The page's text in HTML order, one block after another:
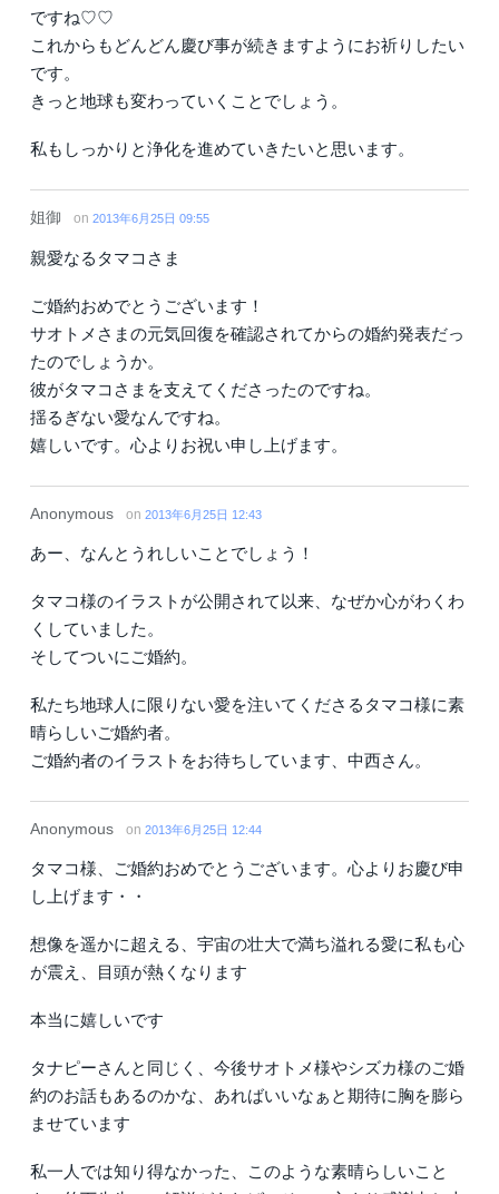
ですね♡♡
これからもどんどん慶び事が続きますようにお祈りしたい
です。
きっと地球も変わっていくことでしょう。
私もしっかりと浄化を進めていきたいと思います。
姐御 on 2013年6月25日 09:55
親愛なるタマコさま
ご婚約おめでとうございます！
サオトメさまの元気回復を確認されてからの婚約発表だっ
たのでしょうか。
彼がタマコさまを支えてくださったのですね。
揺るぎない愛なんですね。
嬉しいです。心よりお祝い申し上げます。
Anonymous on 2013年6月25日 12:43
あー、なんとうれしいことでしょう！
タマコ様のイラストが公開されて以来、なぜか心がわくわ
くしていました。
そしてついにご婚約。
私たち地球人に限りない愛を注いてくださるタマコ様に素
晴らしいご婚約者。
ご婚約者のイラストをお待ちしています、中西さん。
Anonymous on 2013年6月25日 12:44
タマコ様、ご婚約おめでとうございます。心よりお慶び申
し上げます・・
想像を遥かに超える、宇宙の壮大で満ち溢れる愛に私も心
が震え、目頭が熱くなります
本当に嬉しいです
タナピーさんと同じく、今後サオトメ様やシズカ様のご婚
約のお話もあるのかな、あればいいなぁと期待に胸を膨ら
ませています
私一人では知り得なかった、このような素晴らしいこと